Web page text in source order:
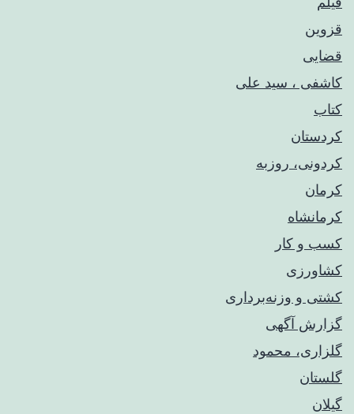
قزوین
قضایی
کاشفی ، سید علی
کتاب
کردستان
کردونی، روزبه
کرمان
کرمانشاه
کسب و کار
کشاورزی
کشتی و وزنه‌برداری
گزارش آگهی
گلزاری، محمود
گلستان
گیلان